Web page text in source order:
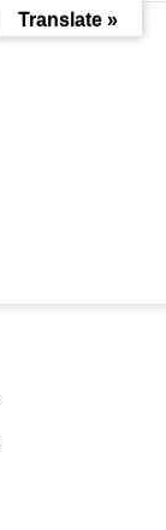
Translate »